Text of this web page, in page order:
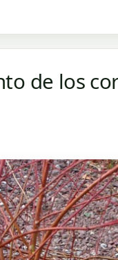
de los